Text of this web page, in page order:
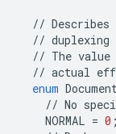
// Describes
// duplexing
// The value
// actual
enum
// No
NORMAL = 0 ;